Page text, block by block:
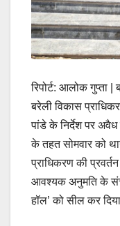
रिपोर्ट: आलोक गुप्ता |
बरेली विकास
पांडे के निर्देश पर अवैध
के तहत सोमवार को
प्राधिकरण की
आवश्यक अनुमति के
हॉल’ को सील कर